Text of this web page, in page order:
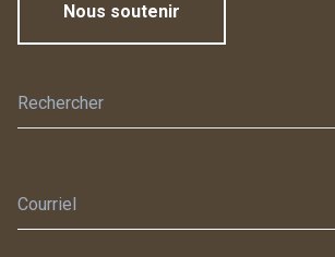
Nous soutenir